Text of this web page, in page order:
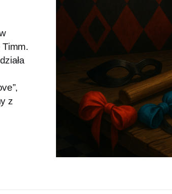
Timm.
z